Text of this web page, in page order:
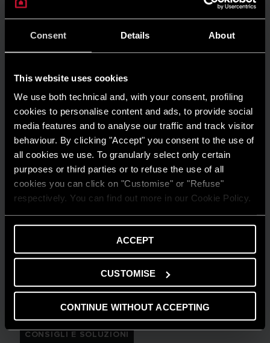
Consent Details About
This website uses cookies
We use both technical and, with your consent, profiling
cookies to personalise content and ads, to provide social
media features and to analyse our traffic and track visitor
behaviour. By clicking "Accept" you consent to the use of
all cookies we use. To granularly select only certain
purposes or third parties or to refuse the use of all
cookies you can click on "Customise" or "Refuse"
respectively. You can find out more in our Cookie Policy.
ACCEPT
CUSTOMISE
CONTINUE WITHOUT ACCEPTING
GUIDA AL RISPARMIO
Quanto consuma un condizionatore?
LEGGI DI PIÙ
CONSIGLI E SOLUZIONI